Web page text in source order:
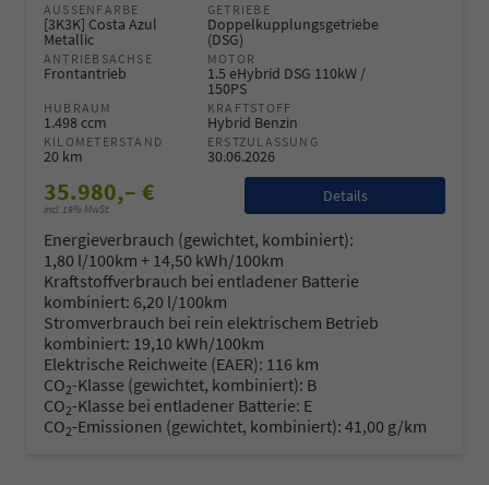
AUSSENFARBE
[3K3K] Costa Azul
Metallic
GETRIEBE
Doppelkupplungsgetriebe
(DSG)
ANTRIEBSACHSE
Frontantrieb
MOTOR
1.5 eHybrid DSG 110kW /
150PS
HUBRAUM
1.498 ccm
KRAFTSTOFF
Hybrid Benzin
KILOMETERSTAND
20 km
ERSTZULASSUNG
30.06.2026
35.980,– €
incl. 19% MwSt.
Details
Energieverbrauch (gewichtet, kombiniert):
1,80 l/100km + 14,50 kWh/100km
Kraftstoffverbrauch bei entladener Batterie
kombiniert: 6,20 l/100km
Stromverbrauch bei rein elektrischem Betrieb
kombiniert: 19,10 kWh/100km
Elektrische Reichweite (EAER): 116 km
CO2-Klasse (gewichtet, kombiniert): B
CO2-Klasse bei entladener Batterie: E
CO2-Emissionen (gewichtet, kombiniert): 41,00 g/km